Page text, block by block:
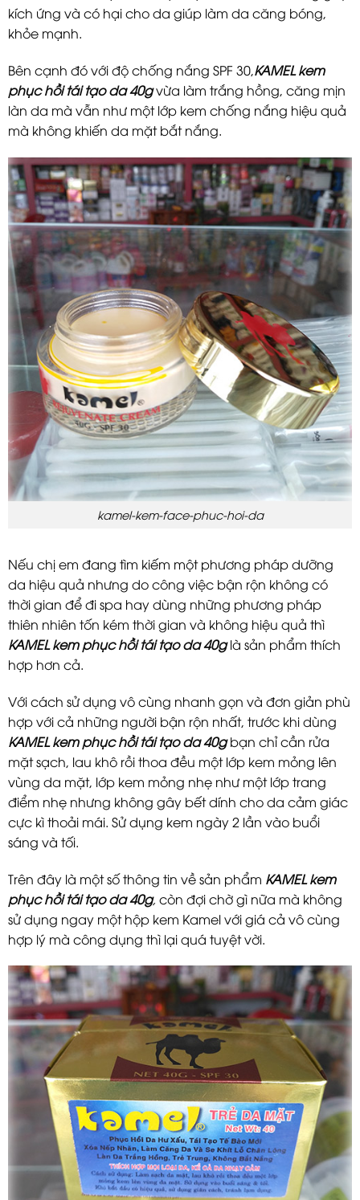
kích ứng và có hại cho da giúp làm da căng bóng,
khỏe mạnh.
Bên cạnh đó với độ chống nắng SPF 30,KAMEL kem
phục hồi tái tạo da 40gvừa làm trắng hồng, căng mịn
làn da mà vẫn như một lớp kem chống nắng hiệu quả
mà không khiến da mặt bắt nắng.
kamel-kem-face-phuc-hoi-da
Nếu chị em đang tìm kiếm một phương pháp dưỡng
da hiệu quả nhưng do công việc bận rộn không có
thời gian để đi spa hay dùng những phương pháp
thiên nhiên tốn kém thời gian và không hiệu quả thì
KAMEL kem phục hồi tái tạo da 40g là sản phẩm thích
hợp hơn cả.
Với cách sử dụng vô cùng nhanh gọn và đơn giản phù
hợp với cả những người bận rộn nhất, trước khi dùng
KAMEL kem phục hồi tái tạo da 40gbạn chỉ cần rửa
mặt sạch, lau khô rồi thoa đều một lớp kem mỏng lên
vùng da mặt, lớp kem mỏng nhẹ như một lớp trang
điểm nhẹ nhưng không gây bết dính cho da cảm giác
cực kì thoải mái. Sử dụng kem ngày 2 lần vào buổi
sáng và tối.
Trên đây là một số thông tin về sản phẩm KAMEL kem
phục hồi tái tạo da 40g, còn đợi chờ gì nữa mà không
sử dụng ngay một hộp kem Kamel với giá cả vô cùng
hợp lý mà công dụng thì lại quá tuyệt vời.